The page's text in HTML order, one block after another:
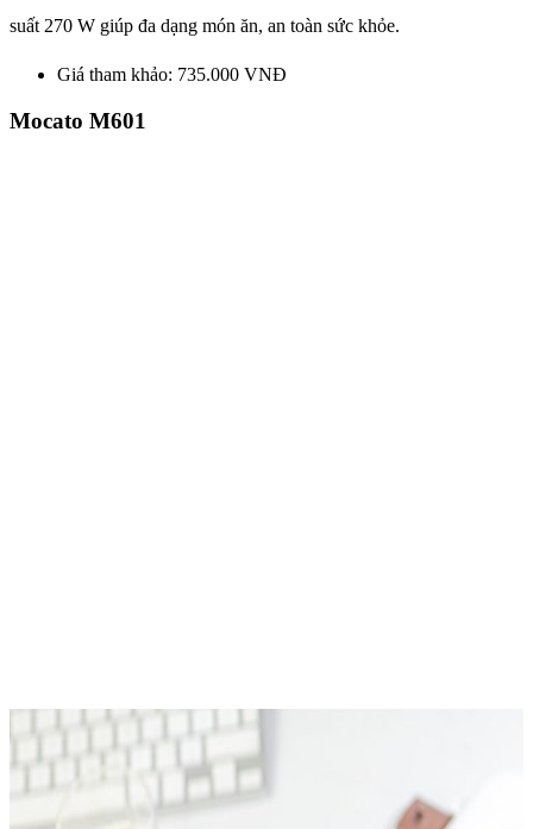
suất 270 W giúp đa dạng món ăn, an toàn sức khỏe.
Giá tham khảo: 735.000 VNĐ
Mocato M601